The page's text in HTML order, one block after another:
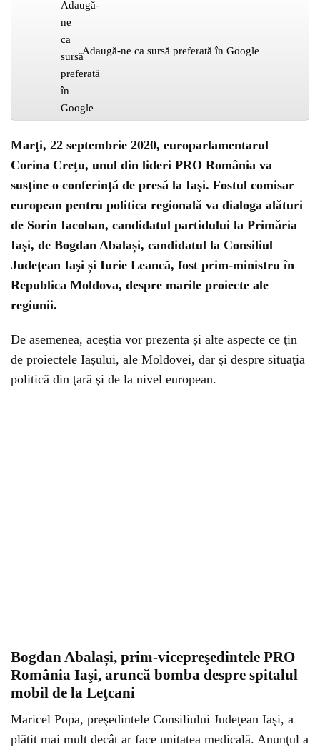
Adaugă-ne ca sursă preferată în Google
Marţi, 22 septembrie 2020, europarlamentarul
Corina Creţu, unul din lideri PRO România va
susţine o conferinţă de presă la Iaşi. Fostul comisar
european pentru politica regională va dialoga alături
de Sorin Iacoban, candidatul partidului la Primăria
Iaşi, de Bogdan Abalași, candidatul la Consiliul
Judeţean Iaşi și Iurie Leancă, fost prim-ministru în
Republica Moldova, despre marile proiecte ale
regiunii.
De asemenea, aceştia vor prezenta şi alte aspecte ce ţin
de proiectele Iaşului, ale Moldovei, dar şi despre situaţia
politică din ţară şi de la nivel european.
Bogdan Abalași, prim-vicepreşedintele PRO
România Iaşi, aruncă bomba despre spitalul
mobil de la Leţcani
Maricel Popa, preşedintele Consiliului Judeţean Iaşi, a
plătit mai mult decât ar face unitatea medicală. Anunţul a